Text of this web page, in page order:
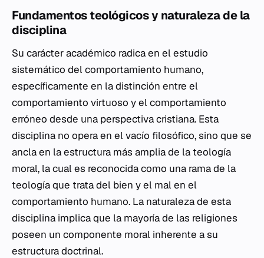
Fundamentos teológicos y naturaleza de la
disciplina
Su carácter académico radica en el estudio
sistemático del comportamiento humano,
específicamente en la distinción entre el
comportamiento virtuoso y el comportamiento
erróneo desde una perspectiva cristiana. Esta
disciplina no opera en el vacío filosófico, sino que se
ancla en la estructura más amplia de la teología
moral, la cual es reconocida como una rama de la
teología que trata del bien y el mal en el
comportamiento humano. La naturaleza de esta
disciplina implica que la mayoría de las religiones
poseen un componente moral inherente a su
estructura doctrinal.